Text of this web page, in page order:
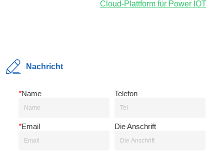
Nachricht
*Name Telefon
*Email Die Anschrift